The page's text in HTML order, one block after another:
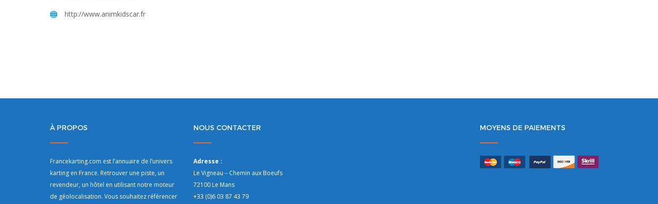
http://www.animkidscar.fr
À PROPOS
Francekarting.com est l’annuaire de l’univers
karting en France. Retrouver une piste, un
revendeur, un hôtel en utilisant notre moteur
de géolocalisation. Vous souhaitez référencer
NOUS CONTACTER
Adresse :
Le Vigneau – Chemin aux Boeufs
72100 Le Mans
+33 (0)6 03 87 43 79
MOYENS DE PAIEMENTS